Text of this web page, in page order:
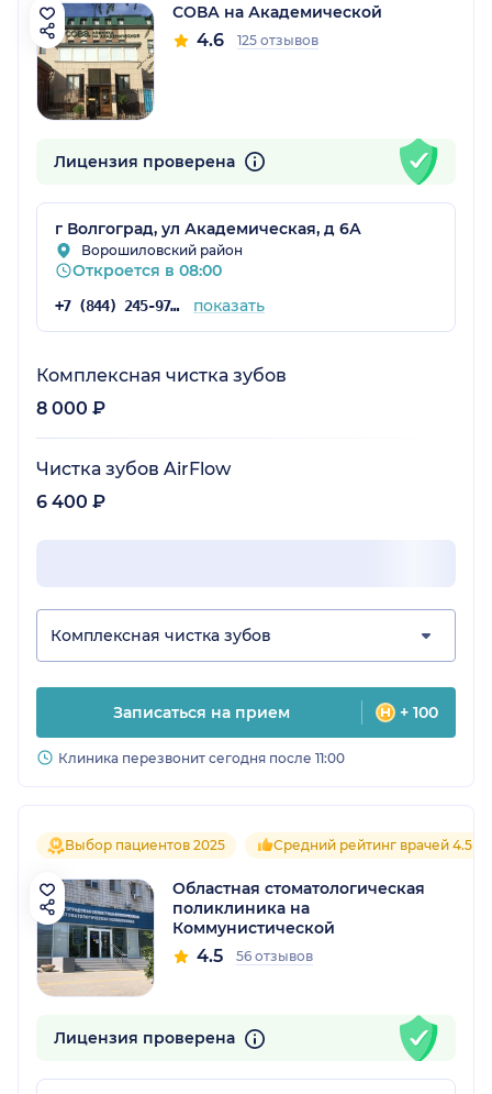
СОВА на Академической
4.6 125 отзывов
Лицензия проверена
г Волгоград, ул Академическая, д 6А
Ворошиловский район
Откроется в 08:00
+7 (844) 245-97-65 показать
Комплексная чистка зубов
8 000 ₽
Чистка зубов AirFlow
6 400 ₽
Комплексная чистка зубов
Записаться на прием + 100
Клиника перезвонит сегодня после 11:00
Выбор пациентов 2025 Средний рейтинг врачей 4.5
Областная стоматологическая
поликлиника на
Коммунистической
4.5 56 отзывов
Лицензия проверена